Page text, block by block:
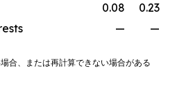
0.08
0.23
— —
合、または再計算できない場合がある